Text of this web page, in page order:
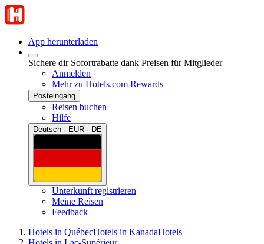
App herunterladen
Sichere dir Sofortrabatte dank Preisen für Mitglieder
Anmelden
Mehr zu Hotels.com Rewards
Posteingang
Reisen buchen
Hilfe
Deutsch · EUR · DE
Unterkunft registrieren
Meine Reisen
Feedback
Hotels in QuébecHotels in KanadaHotels